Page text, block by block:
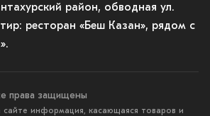
район, обводная ул.
ресторан «Беш Казан», рядом с
права защищены
сайте информация, касающаяся товаров и